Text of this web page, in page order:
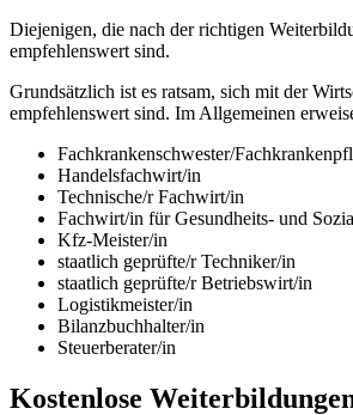
Diejenigen, die nach der richtigen
empfehlenswert sind.
Grundsätzlich ist es ratsam, sich mit der
empfehlenswert sind. Im Allgemeinen
Fachkrankenschwester/
Handelsfachwirt/in
Technische/r Fachwirt/in
Fachwirt/in für Gesundheits- und
Kfz-Meister/in
staatlich geprüfte/r Techniker/in
staatlich geprüfte/r Betriebswirt/in
Logistikmeister/in
Bilanzbuchhalter/in
Steuerberater/in
Kostenlose